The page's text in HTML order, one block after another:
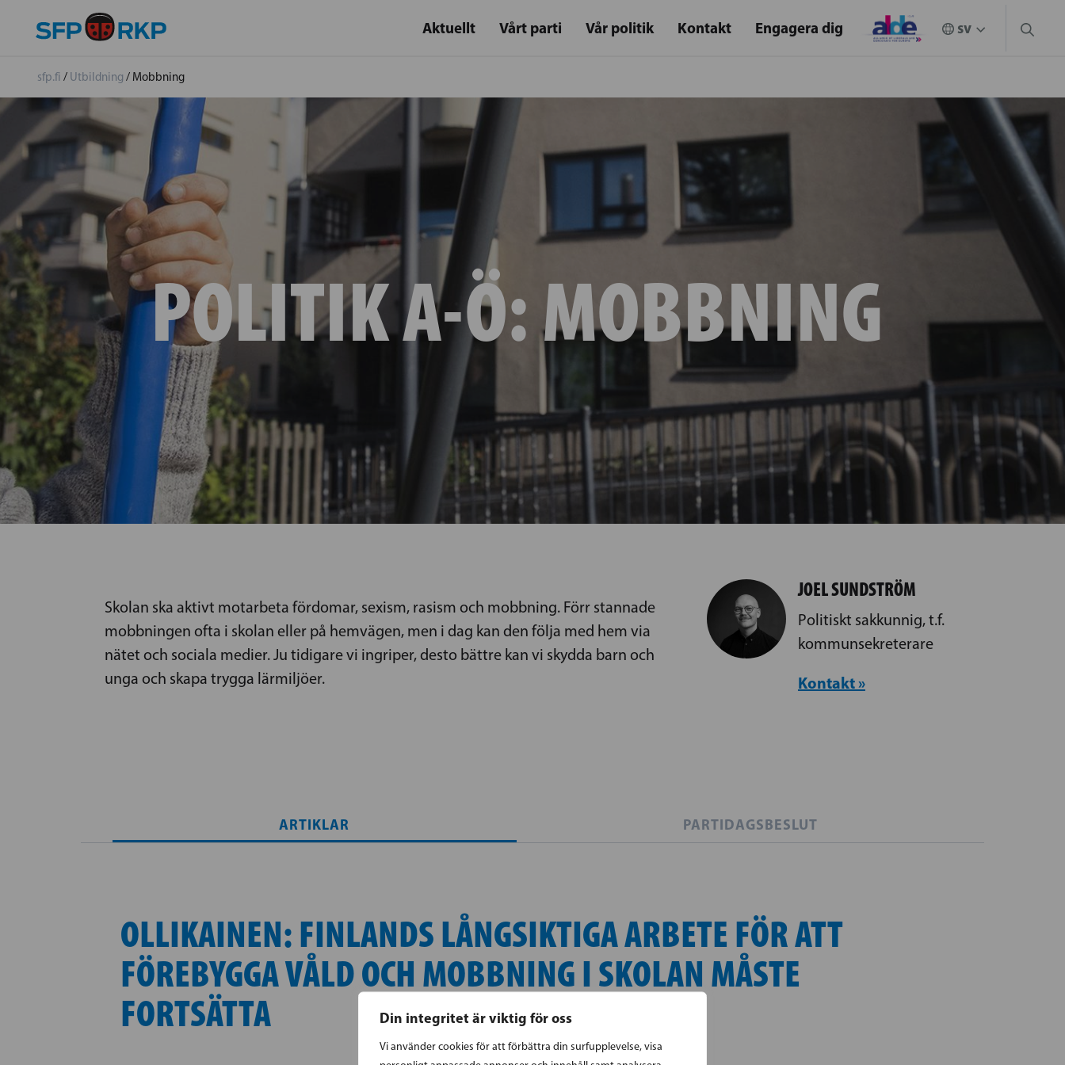
Din integritet är viktig för oss
Vi använder cookies för att förbättra din surfupplevelse, visa
Aktuellt Vårt parti Vår politik Kontakt Engagera dig
sfp.fi / Utbildning / Mobbning
POLITIK A-Ö:MOBBNING
Skolan ska aktivt motarbeta fördomar, sexism, rasism och mobbning. Förr stannade
mobbningen ofta i skolan eller på hemvägen, men i dag kan den följa med hem via
nätet och sociala medier. Ju tidigare vi ingriper, desto bättre kan vi skydda barn och
unga och skapa trygga lärmiljöer.
JOEL SUNDSTRÖM
Politiskt sakkunnig, t.f.
kommunsekreterare
Kontakt »
ARTIKLAR PARTIDAGSBESLUT
OLLIKAINEN: FINLANDS LÅNGSIKTIGA ARBETE FÖR ATT
FÖREBYGGA VÅLD OCH MOBBNING I SKOLAN MÅSTE
FORTSÄTTA